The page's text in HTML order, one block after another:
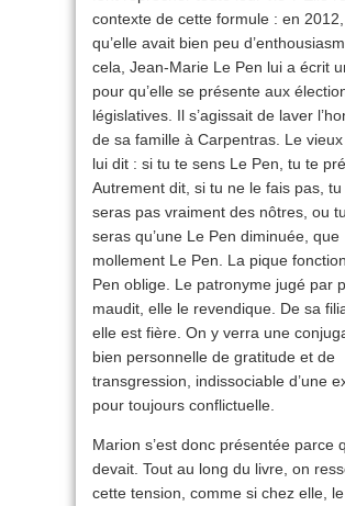
contexte de cette formule : en
qu’elle avait bien peu
cela, Jean-Marie Le Pen lui a écrit
pour qu’elle se présente aux
législatives. Il s’agissait de laver
de sa famille à Carpentras. Le
lui dit : si tu te sens Le Pen, tu te
Autrement dit, si tu ne le fais pas, tu
seras pas vraiment des nôtres, ou
seras qu’une Le Pen diminuée, que
mollement Le Pen. La pique
Pen oblige. Le patronyme jugé par
maudit, elle le revendique. De sa
elle est fière. On y verra une
bien personnelle de gratitude et de
transgression, indissociable d’une
pour toujours conflictuelle.
Marion s’est donc présentée parce
devait. Tout au long du livre, on
cette tension, comme si chez elle,